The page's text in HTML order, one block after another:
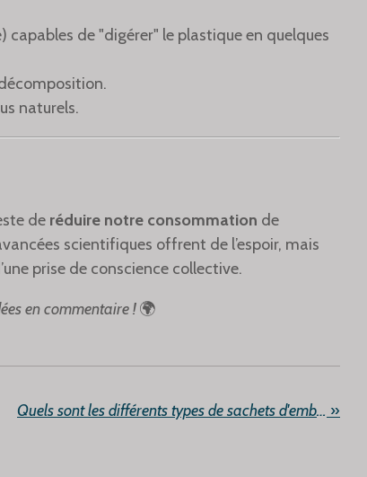
capables de "digérer" le plastique en quelques
naturels.
de réduire notre consommation de
scientifiques offrent de l’espoir, mais
prise de conscience collective.
en commentaire ! 🌍
Quels sont les différents types de sachets d'emballage ? »